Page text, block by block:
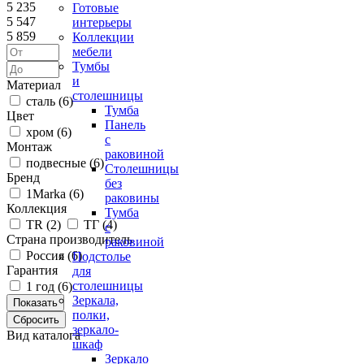
Готовые
интерьеры
Коллекции
мебели
Тумбы
и
столешницы
Тумба
Панель
с
раковиной
Столешницы
без
раковины
Тумба
с
раковиной
Подстолье
для
столешницы
Зеркала,
полки,
зеркало-
шкаф
Зеркало
5 235
5 547
5 859
Материал
сталь (6)
Цвет
хром (6)
Монтаж
подвесные (6)
Бренд
1Marka (6)
Коллекция
ТR (2) ТГ (4)
Страна производитель
Россия (6)
Гарантия
1 год (6)
Вид каталога